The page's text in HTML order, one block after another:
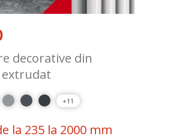
decorative din
+11
la 235 la 2000 mm